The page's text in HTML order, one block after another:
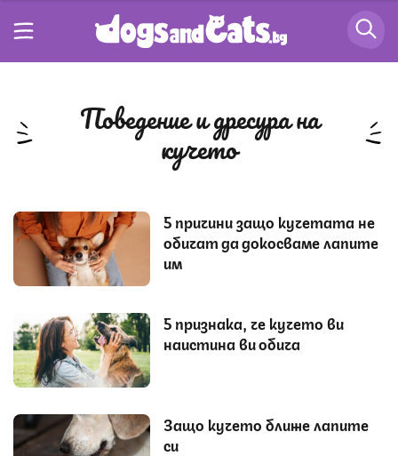
поведение и дресура на
кучето
5 причини защо кучетата не
обичат да докосваме лапите
им
5 признака, че кучето ви
наистина ви обича
Защо кучето ближе лапите
си